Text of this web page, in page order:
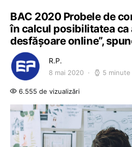
BAC 2020 Probele de
în calcul posibilitatea ca
desfășoare online”,
R.P.
8 mai 2020 5 minute
6.555 de vizualizări